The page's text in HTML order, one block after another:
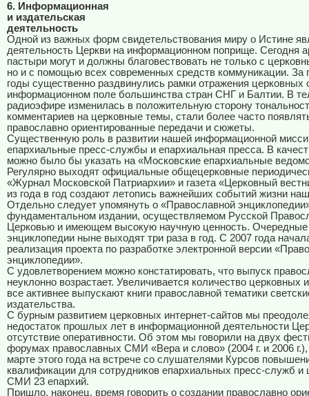
6. Информационная
и издательская
деятельность
Одной из важных форм свидетельствования миру о Истине
деятельность Церкви на информационном поприще. Сегодня
пастыри могут и должны благовествовать не только с
но и с помощью всех современных средств коммуникации. За
годы существенно раздвинулись рамки отражения церковных
информационном поле большинства стран СНГ и Балтии. В
радиоэфире изменилась в положительную сторону
комментариев на церковные темы, стали более часто
православно ориентированные передачи и сюжеты.
Существенную роль в развитии нашей информационной
епархиальные пресс-службы и епархиальная пресса. В
можно было бы указать на «Московские епархиальные
Регулярно выходят официальные общецерковные
«Журнал Московской Патриархии» и газета «Церковный
из года в год создают летопись важнейших событий жизни
Отдельно следует упомянуть о «Православной
фундаментальном издании, осуществляемом Русской
Церковью и имеющем высокую научную ценность. Очередные
энциклопедии ныне выходят три раза в год. С 2007 года
реализация проекта по разработке электронной версии
энциклопедии».
С удовлетворением можно констатировать, что выпуск
неуклонно возрастает. Увеличивается количество церковных
все активнее выпускают книги православной тематики
издательства.
С бурным развитием церковных интернет-сайтов мы
недостаток прошлых лет в информационной деятельности
отсутствие оперативности. Об этом мы говорили на двух
форумах православных СМИ «Вера и слово» (2004 г. и 2006 г
марте этого года на встрече со слушателями Курсов
квалификации для сотрудников епархиальных пресс-служб и
СМИ 23 епархий.
Пришло, наконец, время говорить о создании православно